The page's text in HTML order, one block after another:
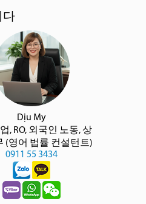
다
Dịu My
, RO, 외국인 노동, 상
(영어 법률 컨설턴트)
0911 55 3434